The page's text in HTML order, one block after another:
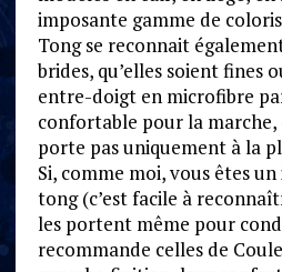
imposante gamme de
Tong se reconnait
brides, qu’elles soient fines
entre-doigt en microfibre
confortable pour la marche,
porte pas uniquement à la
Si, comme moi, vous êtes
tong (c’est facile à
les portent même pour
recommande celles de